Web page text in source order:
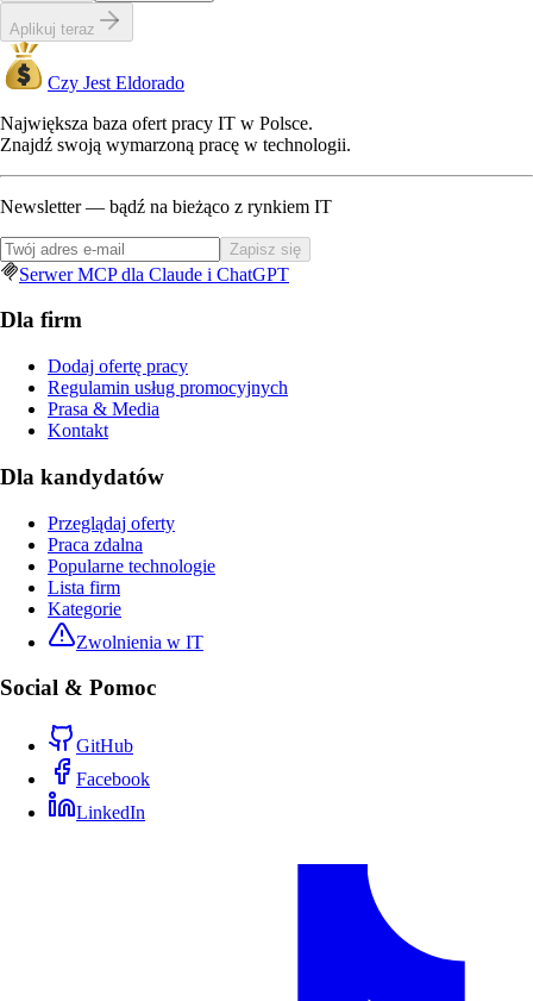
Aplikuj teraz
Czy Jest Eldorado
Największa baza ofert pracy IT w Polsce.
Znajdź swoją wymarzoną pracę w technologii.
Newsletter — bądź na bieżąco z rynkiem IT
Zapisz się
Serwer MCP dla Claude i ChatGPT
Dla firm
Dodaj ofertę pracy
Regulamin usług promocyjnych
Prasa & Media
Kontakt
Dla kandydatów
Przeglądaj oferty
Praca zdalna
Popularne technologie
Lista firm
Kategorie
Zwolnienia w IT
Social & Pomoc
GitHub
Facebook
LinkedIn